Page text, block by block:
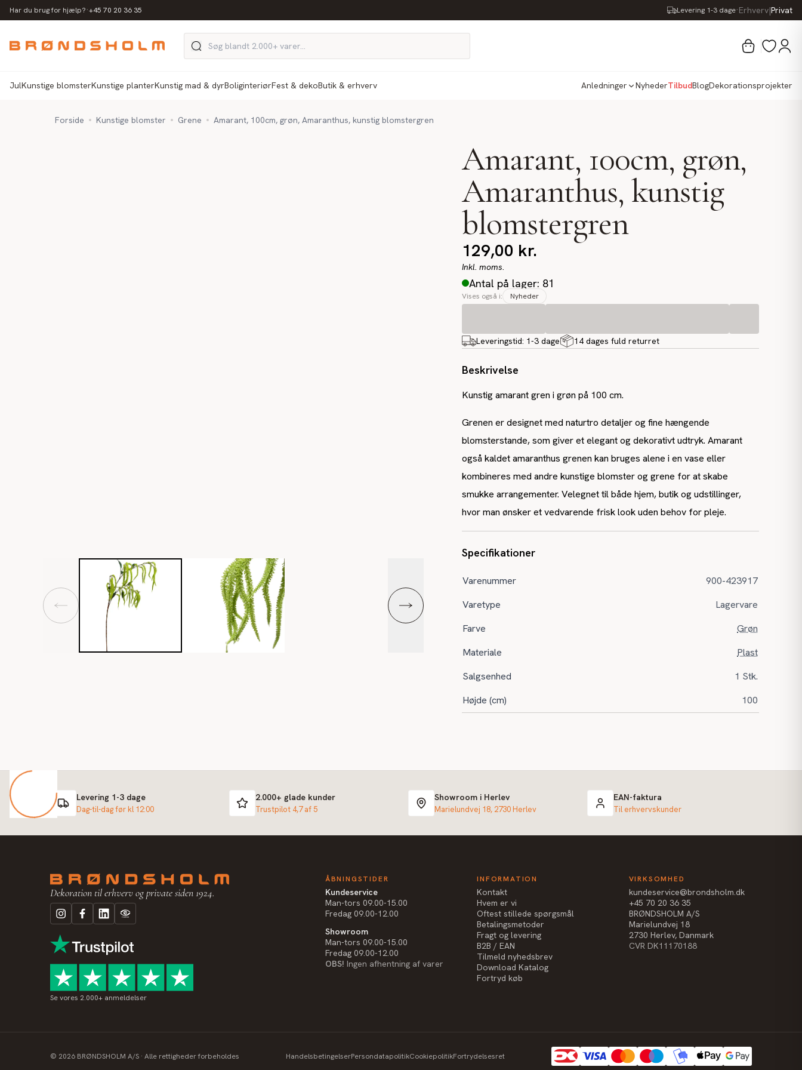
Har du brug for hjælp?·+45 70 20 36 35 Levering 1-3 dage·Erhverv|Privat
JulKunstige blomsterKunstige planterKunstig mad & dyrBoliginteriørFest & dekoButik & erhverv Anledninger NyhederTilbudBlogDekorationsprojekter
Forside Kunstige blomster Grene Amarant, 100cm, grøn, Amaranthus, kunstig blomstergren
Amarant, 100cm, grøn,
Amaranthus, kunstig
blomstergren
129,00 kr.
Inkl. moms.
Antal på lager: 81
Vises også i: Nyheder
Leveringstid: 1-3 dage 14 dages fuld returret
Beskrivelse
Kunstig amarant gren i grøn på 100 cm.
Grenen er designet med naturtro detaljer og fine hængende
blomsterstande, som giver et elegant og dekorativt udtryk. Amarant
også kaldet amaranthus grenen kan bruges alene i en vase eller
kombineres med andre kunstige blomster og grene for at skabe
smukke arrangementer. Velegnet til både hjem, butik og udstillinger,
hvor man ønsker et vedvarende frisk look uden behov for pleje.
Specifikationer
Varenummer
900-423917
Varetype
Lagervare
Farve
Grøn
Materiale
Plast
Salgsenhed
1 Stk.
Højde (cm)
100
Levering 1-3 dage
Dag-til-dag før kl 12:00
2.000+ glade kunder
Trustpilot 4,7 af 5
Showroom i Herlev
Marielundvej 18, 2730 Herlev
EAN-faktura
Til erhvervskunder
Dekoration til erhverv og private siden 1924.
Se vores 2.000+ anmeldelser
ÅBNINGSTIDER
Kundeservice
Man-tors 09.00-15.00
Fredag 09.00-12.00
Showroom
Man-tors 09.00-15.00
Fredag 09.00-12.00
OBS! Ingen afhentning af varer
INFORMATION
Kontakt
Hvem er vi
Oftest stillede spørgsmål
Betalingsmetoder
Fragt og levering
B2B / EAN
Tilmeld nyhedsbrev
Download Katalog
Fortryd køb
VIRKSOMHED
kundeservice@brondsholm.dk
+45 70 20 36 35
BRØNDSHOLM A/S
Marielundvej 18
2730 Herlev, Danmark
CVR DK11170188
© 2026 BRØNDSHOLM A/S · Alle rettigheder forbeholdes HandelsbetingelserPersondatapolitikCookiepolitikFortrydelsesret